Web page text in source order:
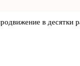
в десятки